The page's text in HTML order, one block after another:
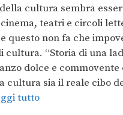
cultura sembra
teatri e circoli
questo non fa che
cultura. “Storia di una
dolce e commovente
cultura sia il reale cibo
tutto